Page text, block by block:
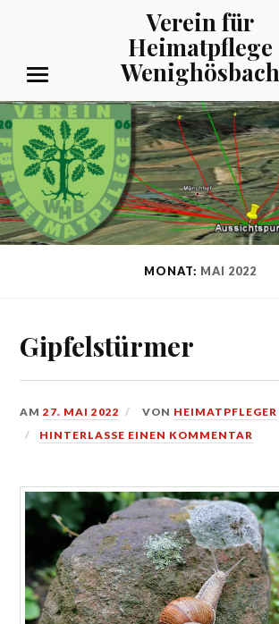
Verein für
Heimatpflege
Wenighösbach
MENÜ
MONAT: MAI 2022
Gipfelstürmer
AM27. MAI 2022 VON HEIMATPFLEGER
HINTERLASSE EINEN KOMMENTAR